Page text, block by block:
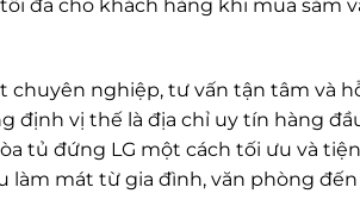
chuyên nghiệp, tư vấn tận tâm và
định vị thế là địa chỉ uy tín hàng
tủ đứng LG một cách tối ưu và tiện
làm mát từ gia đình, văn phòng đến